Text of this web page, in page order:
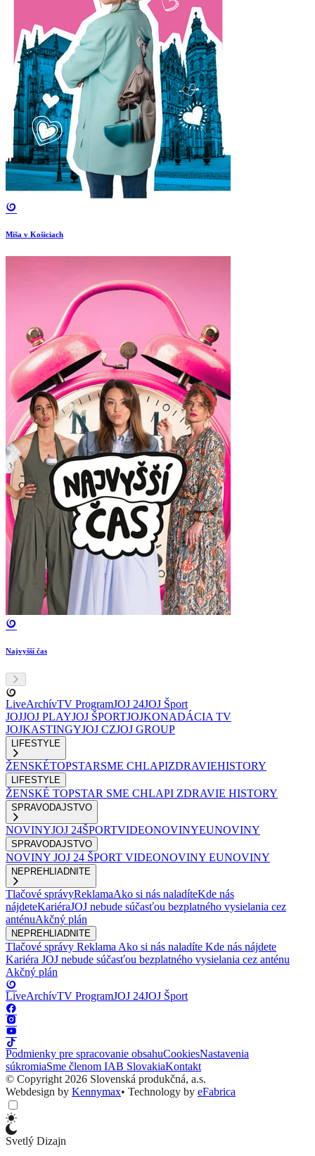
Miša v Košiciach
Najvyšší čas
LiveArchívTV ProgramJOJ 24JOJ Šport
JOJJOJ PLAYJOJ ŠPORTJOJKONADÁCIA TV
JOJKASTINGYJOJ CZJOJ GROUP
LIFESTYLE
ŽENSKÉTOPSTARSME CHLAPIZDRAVIEHISTORY
LIFESTYLE
ŽENSKÉ TOPSTAR SME CHLAPI ZDRAVIE HISTORY
SPRAVODAJSTVO
NOVINYJOJ 24ŠPORTVIDEONOVINYEUNOVINY
SPRAVODAJSTVO
NOVINY JOJ 24 ŠPORT VIDEONOVINY EUNOVINY
NEPREHLIADNITE
Tlačové správyReklamaAko si nás naladíteKde nás
nájdeteKariéraJOJ nebude súčasťou bezplatného vysielania cez
anténuAkčný plán
NEPREHLIADNITE
Tlačové správy Reklama Ako si nás naladíte Kde nás nájdete
Kariéra JOJ nebude súčasťou bezplatného vysielania cez anténu
Akčný plán
LiveArchívTV ProgramJOJ 24JOJ Šport
Podmienky pre spracovanie obsahuCookiesNastavenia
súkromiaSme členom IAB SlovakiaKontakt
© Copyright 2026 Slovenská produkčná, a.s.
Webdesign by Kennymax• Technology by eFabrica
Svetlý Dizajn